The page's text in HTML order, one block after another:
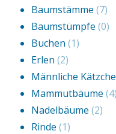
Baumstämme (7)
Baumstümpfe (0)
Buchen (1)
Erlen (2)
Männliche
Mammutbäume (4)
Nadelbäume (2)
Rinde (1)